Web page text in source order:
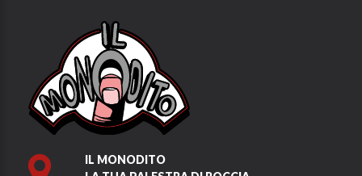
IL MONODITO